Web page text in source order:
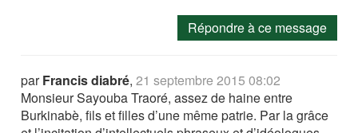
Répondre à ce message
parFrancis diabré,21 septembre 2015 08:02
Monsieur Sayouba Traoré, assez de haine entre
Burkinabè, fils et filles d’une même patrie. Par la grâce